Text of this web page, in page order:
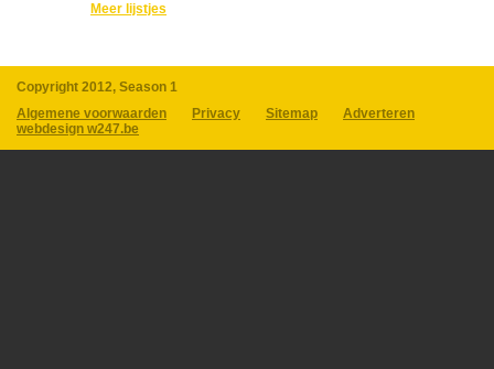
Meer lijstjes
Copyright 2012, Season 1
Algemene voorwaarden
Privacy Sitemap
Adverteren
webdesign w247.be